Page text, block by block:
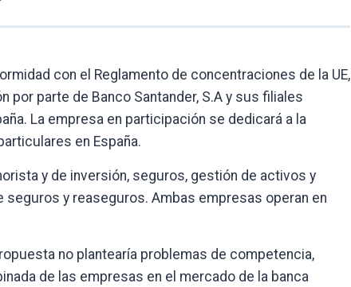
con el Reglamento de concentraciones de la UE,
por parte de Banco Santander, S.A y sus filiales
La empresa en participación se dedicará a la
en España.
y de inversión, seguros, gestión de activos y
y reaseguros. Ambas empresas operan en
no plantearía problemas de competencia,
de las empresas en el mercado de la banca